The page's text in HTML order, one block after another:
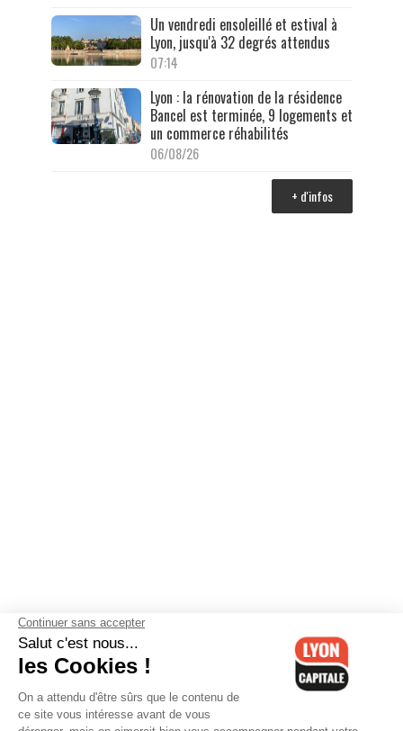
Un vendredi ensoleillé et estival à
Lyon, jusqu'à 32 degrés attendus
07:14
Lyon : la rénovation de la résidence
Bancel est terminée, 9 logements et
un commerce réhabilités
06/08/26
+ d'infos